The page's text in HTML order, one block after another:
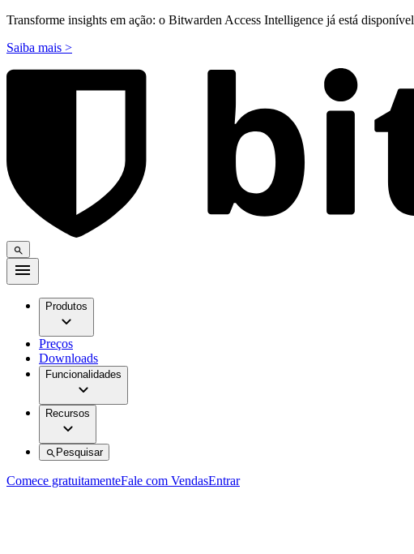
Transforme insights em ação: o Bitwarden Access Intelligence já está disponível
Saiba mais >
Produtos
Preços
Downloads
Funcionalidades
Recursos
Pesquisar
Comece gratuitamenteFale com VendasEntrar